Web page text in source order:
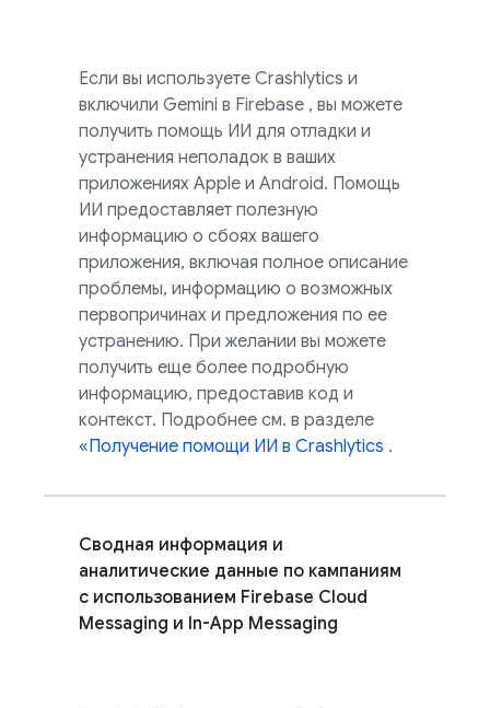
Если вы используете Crashlytics и
включили Gemini в Firebase , вы можете
получить помощь ИИ для отладки и
устранения неполадок в ваших
приложениях Apple и Android. Помощь
ИИ предоставляет полезную
информацию о сбоях вашего
приложения, включая полное описание
проблемы, информацию о возможных
первопричинах и предложения по ее
устранению. При желании вы можете
получить еще более подробную
информацию, предоставив код и
контекст. Подробнее см. в разделе
«Получение помощи ИИ в Crashlytics .
Сводная информация и
аналитические данные по кампаниям
с использованием Firebase Cloud
Messaging и In-App Messaging